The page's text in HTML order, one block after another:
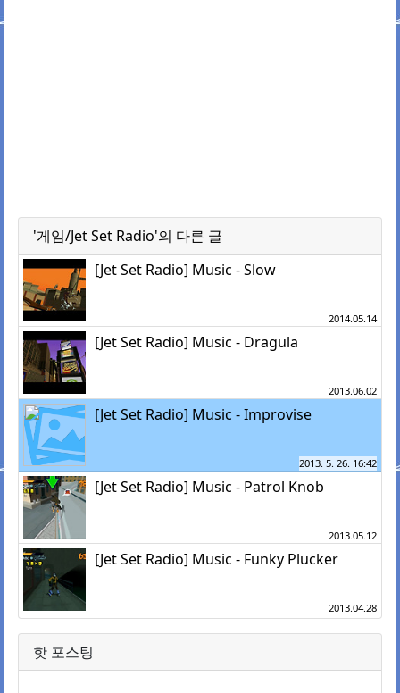
'게임/Jet Set Radio'의 다른 글
[Jet Set Radio] Music - Slow
2014.05.14
[Jet Set Radio] Music - Dragula
2013.06.02
[Jet Set Radio] Music - Improvise
2013. 5. 26. 16:42
[Jet Set Radio] Music - Patrol Knob
2013.05.12
[Jet Set Radio] Music - Funky Plucker
2013.04.28
핫 포스팅